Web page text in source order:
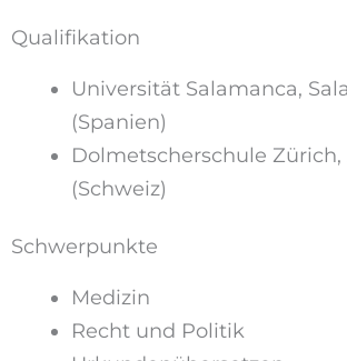
Qualifikation
Universität Salamanca,
(Spanien)
Dolmetscherschule Zürich,
(Schweiz)
Schwerpunkte
Medizin
Recht und Politik